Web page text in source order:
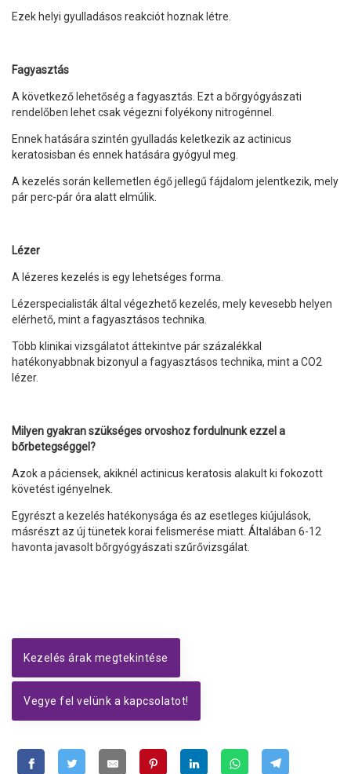
Ezek helyi gyulladásos reakciót hoznak létre.
Fagyasztás
A következő lehetőség a fagyasztás. Ezt a bőrgyógyászati
rendelőben lehet csak végezni folyékony nitrogénnel.
Ennek hatására szintén gyulladás keletkezik az actinicus
keratosisban és ennek hatására gyógyul meg.
A kezelés során kellemetlen égő jellegű fájdalom jelentkezik, mely
pár perc-pár óra alatt elmúlik.
Lézer
A lézeres kezelés is egy lehetséges forma.
Lézerspecialisták által végezhető kezelés, mely kevesebb helyen
elérhető, mint a fagyasztásos technika.
Több klinikai vizsgálatot áttekintve pár százalékkal
hatékonyabbnak bizonyul a fagyasztásos technika, mint a CO2
lézer.
Milyen gyakran szükséges orvoshoz fordulnunk ezzel a
bőrbetegséggel?
Azok a páciensek, akiknél actinicus keratosis alakult ki fokozott
követést igényelnek.
Egyrészt a kezelés hatékonysága és az esetleges kiújulások,
másrészt az új tünetek korai felismerése miatt. Általában 6-12
havonta javasolt bőrgyógyászati szűrővizsgálat.
Kezelés árak megtekintése
Vegye fel velünk a kapcsolatot!